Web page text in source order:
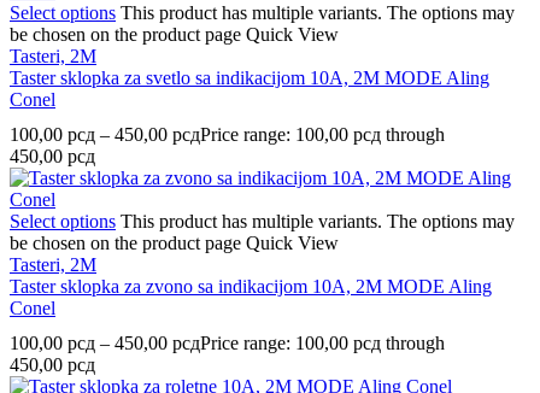
Select options This product has multiple variants. The options may
be chosen on the product page Quick View
Tasteri, 2M
Taster sklopka za svetlo sa indikacijom 10A, 2M MODE Aling
Conel
100,00 рсд – 450,00 рсдPrice range: 100,00 рсд through
450,00 рсд
Select options This product has multiple variants. The options may
be chosen on the product page Quick View
Tasteri, 2M
Taster sklopka za zvono sa indikacijom 10A, 2M MODE Aling
Conel
100,00 рсд – 450,00 рсдPrice range: 100,00 рсд through
450,00 рсд